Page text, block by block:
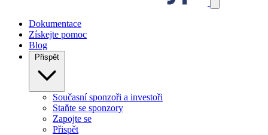
Dokumentace
Získejte pomoc
Blog
Přispět
Současní sponzoři a investoři
Staňte se sponzory
Zapojte se
Přispět